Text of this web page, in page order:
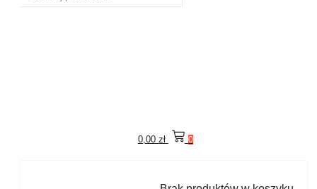
0,00 zł 0